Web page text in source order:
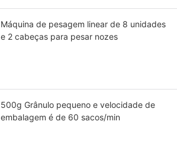
Máquina de pesagem linear de 8 unidades
e 2 cabeças para pesar nozes
500g Grânulo pequeno e velocidade de
embalagem é de 60 sacos/min